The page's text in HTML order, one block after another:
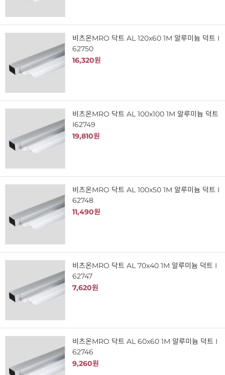
비츠온MRO 닥트 AL 120x60 1M 알루미늄 덕트 I
62750
16,320원
비츠온MRO 닥트 AL 100x100 1M 알루미늄 덕트
I62749
19,810원
비츠온MRO 닥트 AL 100x50 1M 알루미늄 덕트 I
62748
11,490원
비츠온MRO 닥트 AL 70x40 1M 알루미늄 덕트 I
62747
7,620원
비츠온MRO 닥트 AL 60x60 1M 알루미늄 덕트 I
62746
9,260원